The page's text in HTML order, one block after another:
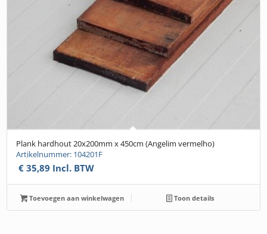
Plank hardhout 20x200mm x 450cm (Angelim vermelho)
Artikelnummer: 104201F
€ 35,89 Incl. BTW
Toevoegen aan winkelwagen Toon details